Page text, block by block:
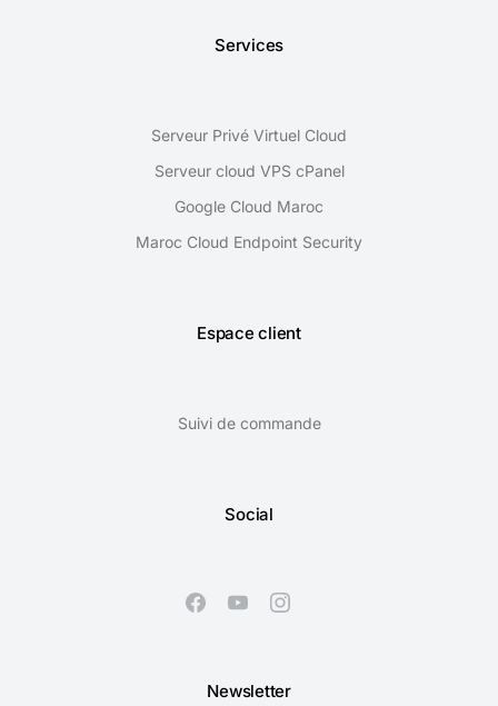
Services
Serveur Privé Virtuel Cloud
Serveur cloud VPS cPanel
Google Cloud Maroc
Maroc Cloud Endpoint Security
Espace client
Suivi de commande
Social
Newsletter